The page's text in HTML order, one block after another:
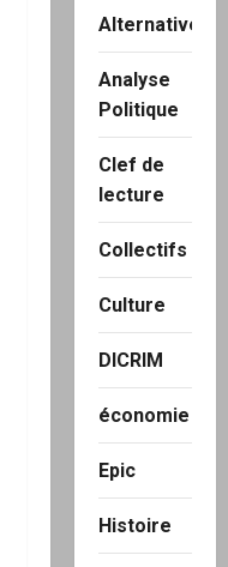
Alternatives
Analyse
Politique
Clef de
lecture
Collectifs
Culture
DICRIM
économie
Epic
Histoire